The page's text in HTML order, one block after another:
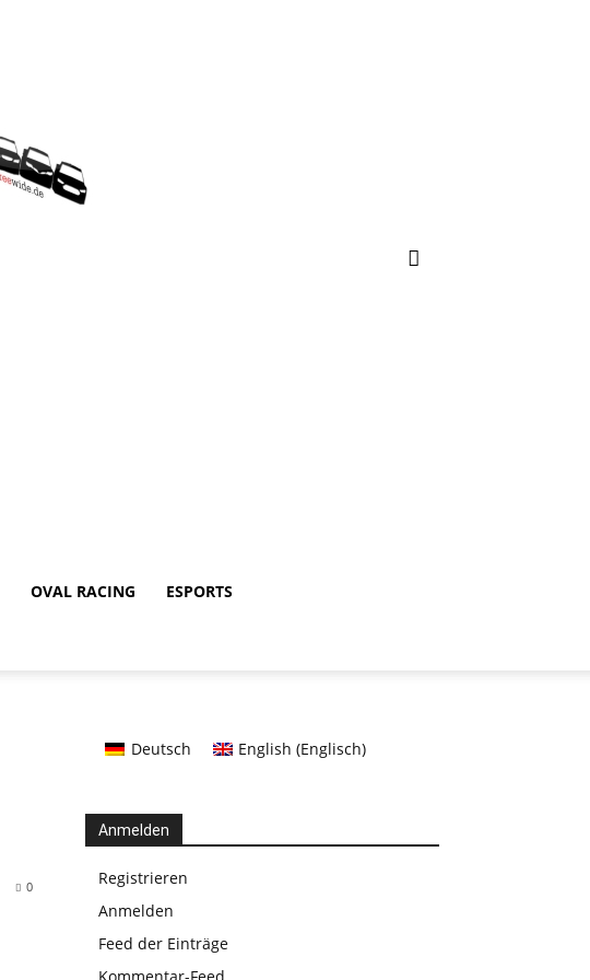
OVAL RACING ESPORTS
0
Deutsch English (Englisch)
Anmelden
Registrieren
Anmelden
Feed der Einträge